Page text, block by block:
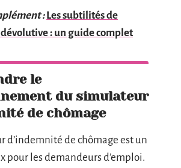
: Les subtilités de
: un guide complet
le
du simulateur
de chômage
d’indemnité de chômage est un
pour les demandeurs d’emploi.